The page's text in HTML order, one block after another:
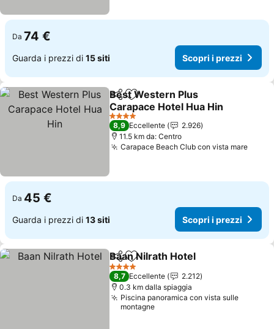
Da 74 €
Guarda i prezzi di 15 siti Scopri i prezzi
CondividiAggiungi ai preferiti
Best Western Plus
Carapace Hotel Hua Hin
4 Stelle
8,9 Eccellente
2.926
11.5 km da: Centro
Carapace Beach Club con vista mare
Da 45 €
Guarda i prezzi di 13 siti Scopri i prezzi
CondividiAggiungi ai preferiti
Baan Nilrath Hotel
4 Stelle
8,7 Eccellente
2.212
0.3 km dalla spiaggia
Piscina panoramica con vista sulle
montagne